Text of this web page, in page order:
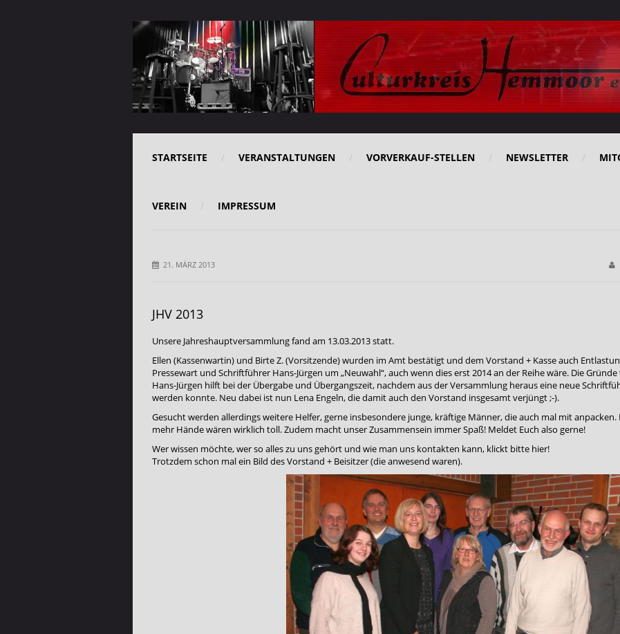
STARTSEITE VERANSTALTUNGEN VORVERKAUF-STELLEN NEWSLETTER
VEREIN IMPRESSUM
21. MÄRZ 2013
JHV 2013
Unsere Jahreshauptversammlung fand am 13.03.2013 statt.
Ellen (Kassenwartin) und Birte Z. (Vorsitzende) wurden im Amt bestätigt und dem Vorstand + Kasse auch
Pressewart und Schriftführer Hans-Jürgen um „Neuwahl“, auch wenn dies erst 2014 an der Reihe wäre. Die
Hans-Jürgen hilft bei der Übergabe und Übergangszeit, nachdem aus der Versammlung heraus eine neue
werden konnte. Neu dabei ist nun Lena Engeln, die damit auch den Vorstand insgesamt verjüngt ;-).
Gesucht werden allerdings weitere Helfer, gerne insbesondere junge, kräftige Männer, die auch mal mit anpacken.
mehr Hände wären wirklich toll. Zudem macht unser Zusammensein immer Spaß! Meldet Euch also gerne!
Wer wissen möchte, wer so alles zu uns gehört und wie man uns kontakten kann, klickt bitte hier!
Trotzdem schon mal ein Bild des Vorstand + Beisitzer (die anwesend waren).